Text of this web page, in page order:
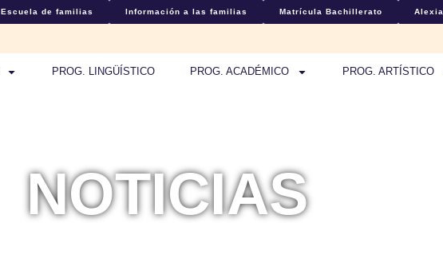
Escuela de familias Información a las familias Matrícula Bachillerato Alexia
PROG. LINGÜÍSTICO PROG. ACADÉMICO PROG. ARTÍSTICO
NOTICIAS